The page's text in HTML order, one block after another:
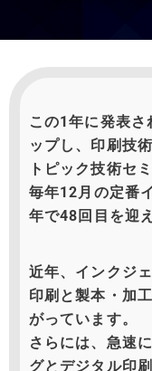
この1年に発表さ
ップし、印刷技
トピック技術セ
毎年12月の定番
年で48 回目を迎
近年、インクジ
印刷と製本・加
がっています。
さらには、急速
グとデジタル印